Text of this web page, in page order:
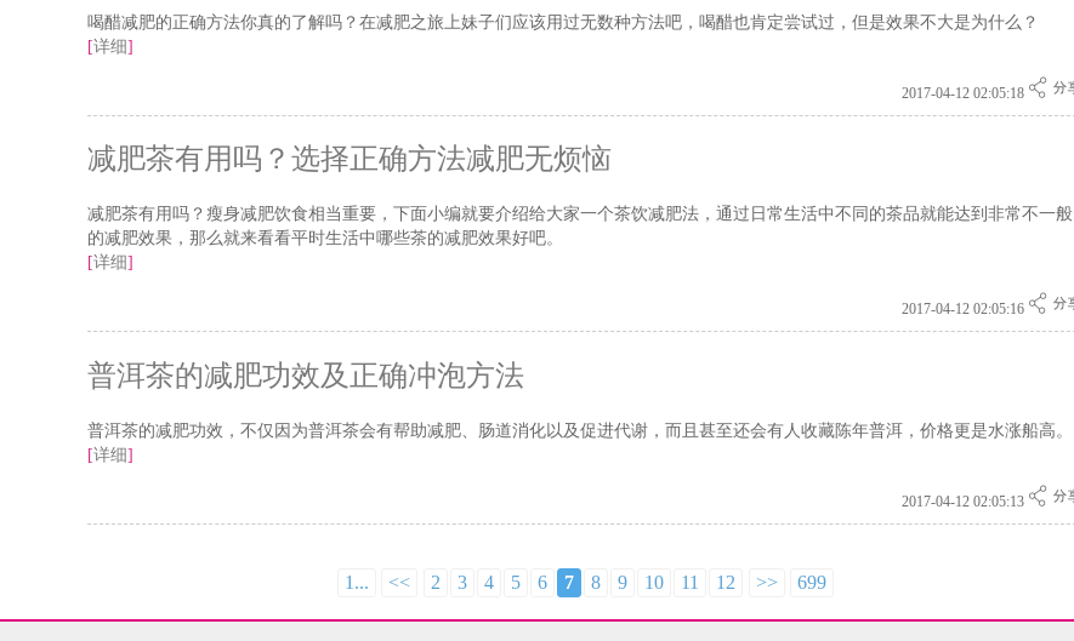
喝醋减肥的正确方法你真的了解吗？在减肥之旅上妹子们应该用过无数种方法吧，喝醋也肯定尝试过，但是效果不大是为什么？
[详细]
2017-04-12 02:05:18
减肥茶有用吗？选择正确方法减肥无烦恼
减肥茶有用吗？瘦身减肥饮食相当重要，下面小编就要介绍给大家一个茶饮减肥法，通过日常生活中不同的茶品就能达到非常不一般
的减肥效果，那么就来看看平时生活中哪些茶的减肥效果好吧。
[详细]
2017-04-12 02:05:16
普洱茶的减肥功效及正确冲泡方法
普洱茶的减肥功效，不仅因为普洱茶会有帮助减肥、肠道消化以及促进代谢，而且甚至还会有人收藏陈年普洱，价格更是水涨船高。
[详细]
2017-04-12 02:05:13
1... << 2 3 4 5 6 7 8 9 10 11 12 >> 699